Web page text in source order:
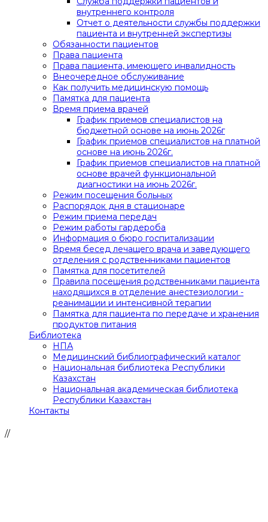
внутреннего контроля
Отчет о деятельности службы поддержки
пациента и внутренней экспертизы
Обязанности пациентов
Права пациента
Права пациента, имеющего инвалидность
Внеочередное обслуживание
Как получить медицинскую помощь
Памятка для пациента
Время приема врачей
График приемов специалистов на
бюджетной основе на июнь 2026г
График приемов специалистов на платной
основе на июнь 2026г.
График приемов специалистов на платной
основе врачей функциональной
диагностики на июнь 2026г.
Режим посещения больных
Распорядок дня в стационаре
Режим приема передач
Режим работы гардероба
Информация о бюро госпитализации
Время бесед лечащего врача и заведующего
отделения с родственниками пациентов
Памятка для посетителей
Правила посещения родственниками пациента
находящихся в отделение анестезиологии -
реанимации и интенсивной терапии
Памятка для пациента по передаче и хранения
продуктов питания
Библиотека
НПА
Медицинский библиографический каталог
Национальная библиотека Республики
Казахстан
Национальная академическая библиотека
Республики Казахстан
Контакты
//